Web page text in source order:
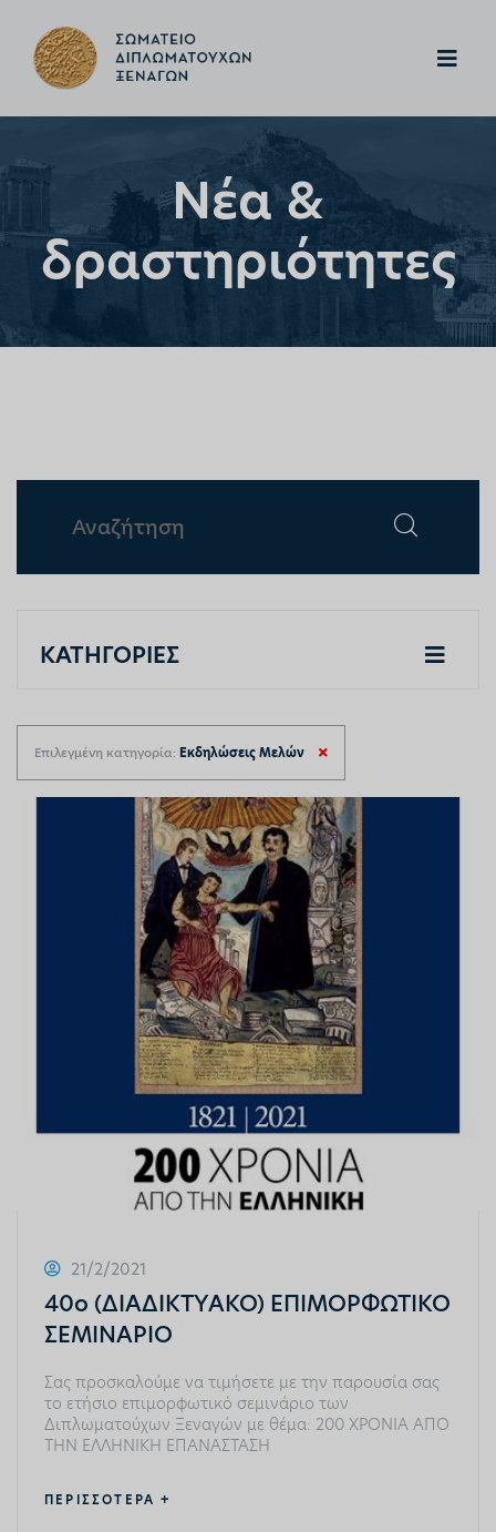
Νέα &
δραστηριότητες
ΚΑΤΗΓΟΡΙΕΣ
Επιλεγμένη κατηγορία: Εκδηλώσεις Μελών
21/2/2021
40ο (ΔΙΑΔΙΚΤΥΑΚΟ) ΕΠΙΜΟΡΦΩΤΙΚΟ
ΣΕΜΙΝΑΡΙΟ
Σας προσκαλούμε να τιμήσετε με την παρουσία σας
το ετήσιο επιμορφωτικό σεμινάριο των
Διπλωματούχων Ξεναγών με θέμα: 200 ΧΡΟΝΙΑ ΑΠΟ
ΤΗΝ ΕΛΛΗΝΙΚΗ ΕΠΑΝΑΣΤΑΣΗ
ΠΕΡΙΣΣΟΤΕΡΑ +